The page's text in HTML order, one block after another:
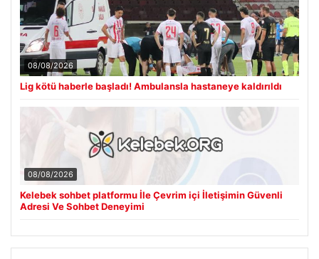
08/08/2026
Lig kötü haberle başladı! Ambulansla hastaneye kaldırıldı
Kelebek sohbet platformu İle Çevrim içi İletişimin Güvenli
Adresi Ve Sohbet Deneyimi
Son Eklenen Firmalar